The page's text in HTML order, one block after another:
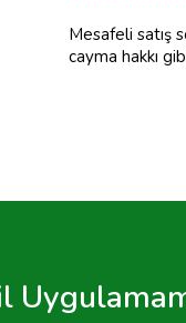
Mesafeli satış
cayma hakkı